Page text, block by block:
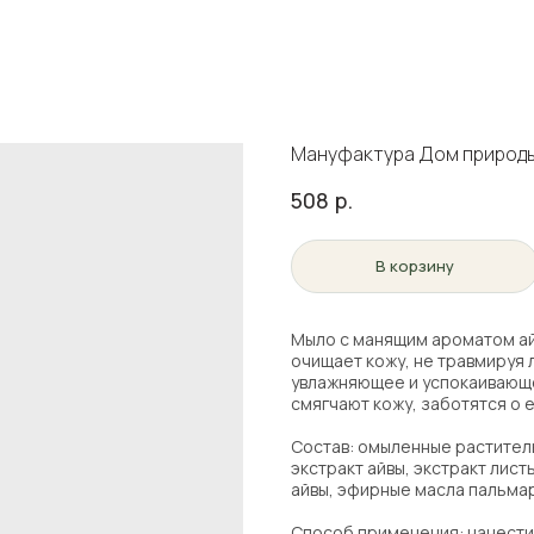
Мануфактура Дом
508 р.
В корзину
Мыло с манящим ароматом
очищает кожу, не травмируя
увлажняющее и
смягчают кожу, заботятся о
Состав: омыленные
экстракт айвы, экстракт
айвы, эфирные масла